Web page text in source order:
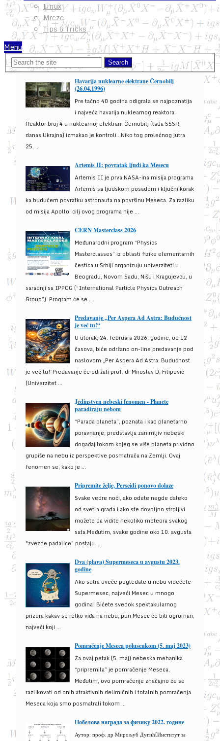
Linux
Mreze
Tips & Tricks
Menu
Havarija nuklearne elektrane Černobilj
(26.04.1996)
Pre tačno 40 godina odigrala se najpoznatija
i najveća havarija nuklearnog reaktora.
Reaktor broj 4 u nuklearnoj elektrani Černobilj (tada SSSR,
danas Ukrajna) izmakao je kontroli...Niko tog prolećnog jutra
25. ...
Artemis II: povratak ljudi ka Mesecu
Artemis II je prva NASA-ina misija programa
Artemis sa ljudskom posadom i ključni korak
ka budućem povratku astronauta na površinu Meseca. Za razliku
od misija Apollo, cilj ovog programa nije ...
CERN Masterclass 2026
Međunarodni program “Physics
Masterclasses” iz oblasti fizike elementarnih
čestica u Srbiji organizuju univerziteti u
Beogradu, Novom Sadu, Nišu i Kragujevcu, u
saradnji sa IPPOG (“International Particle Physics Outreach
Group”). Program će se ...
Predavanje „Per Aspera Ad Astra: Budućnost
je već tu!“
U utorak, 24. februara 2026. godine, od 12
časova, biće održano on-line predavanje pod
naslovom:„Per Aspera Ad Astra: Budućnost
je već tu!“Predavanje će održati prof. dr Miroslav D. Filipović
(Univerzitet ...
Jedinstven nebeski fenomen - Planete
paradiraju nebom
“Parada planeta”, poznata i kao planetarno
poravnanje, predstavlja zanimljiv nebeski
događaj tokom kojeg se više planeta prividno
grupiše na nebu iz perspektive posmatrača na Zemlji. Ovaj
fenomen se, kako je ...
Pripremite želje, Perseidi ponovo dolaze
Svake vedre noći, ako odete negde daleko
od svetla grada i ako ste dovoljno strpljivi
možete da vidite nekoliko meteora svakog
sata.Međutim, svake godine oko 10. avgusta
"zvezde padalice" postaju ...
Dva (plava) Supermeseca u avgustu 2023.
godine
Ako sutra uveče pogledate u nebo videćete
Supermesec, najveći Mesec u mnogo
godina! Bićete svedok spektakularnog
prizora kakav se retko viđa na nebu, pun Mesec će biti ogroman,
najveći koji ...
Pomračenje Meseca polusenkom (5. maj 2023)
Za ovaj petak (5. maj) nebeska mehanika
“pripremila” je pomračenje Meseca,
Međutim, ovo pomračenje značajno će se
razlikovati od onih atraktivnih delimičnih i totalnih pomračenja
Meseca koja smo posmatrali tokom ...
Нобелова награда за физику 2022. године
Аутор: проф. др Мирољуб Дугић(Институт за